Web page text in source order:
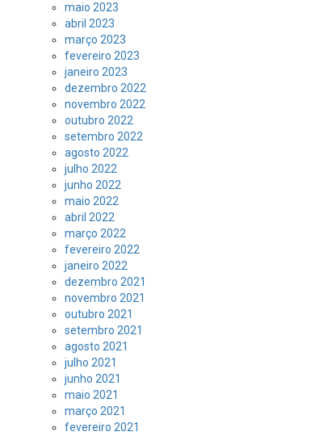
maio 2023
abril 2023
março 2023
fevereiro 2023
janeiro 2023
dezembro 2022
novembro 2022
outubro 2022
setembro 2022
agosto 2022
julho 2022
junho 2022
maio 2022
abril 2022
março 2022
fevereiro 2022
janeiro 2022
dezembro 2021
novembro 2021
outubro 2021
setembro 2021
agosto 2021
julho 2021
junho 2021
maio 2021
março 2021
fevereiro 2021